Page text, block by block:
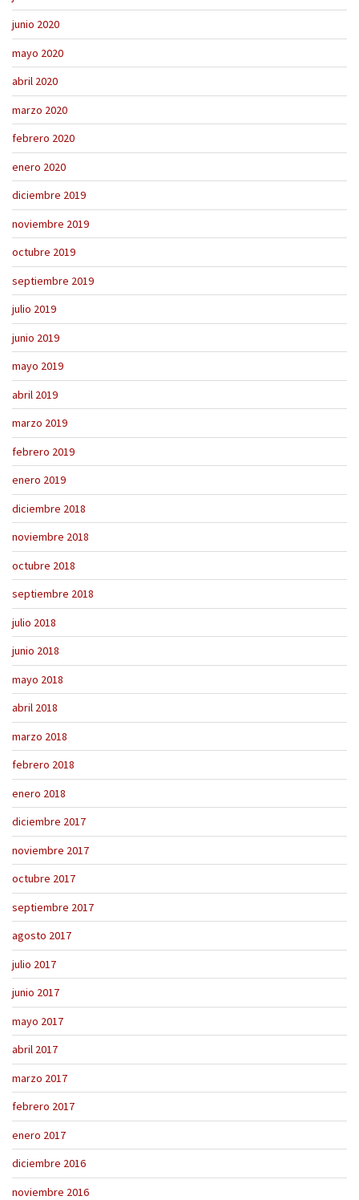
junio 2020
mayo 2020
abril 2020
marzo 2020
febrero 2020
enero 2020
diciembre 2019
noviembre 2019
octubre 2019
septiembre 2019
julio 2019
junio 2019
mayo 2019
abril 2019
marzo 2019
febrero 2019
enero 2019
diciembre 2018
noviembre 2018
octubre 2018
septiembre 2018
julio 2018
junio 2018
mayo 2018
abril 2018
marzo 2018
febrero 2018
enero 2018
diciembre 2017
noviembre 2017
octubre 2017
septiembre 2017
agosto 2017
julio 2017
junio 2017
mayo 2017
abril 2017
marzo 2017
febrero 2017
enero 2017
diciembre 2016
noviembre 2016